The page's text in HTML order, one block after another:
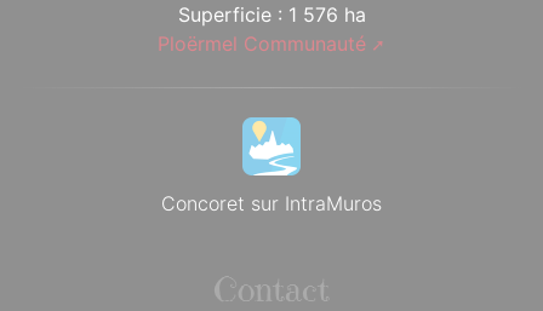
Superficie : 1 576 ha
Ploërmel Communauté
Concoret sur IntraMuros
Contact